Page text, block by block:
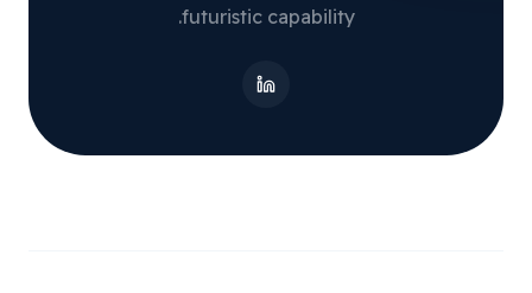
futuristic capability.